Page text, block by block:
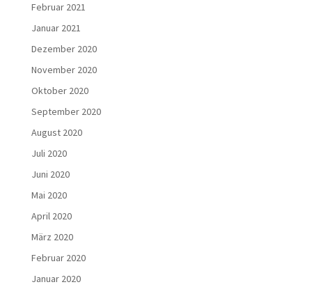
Februar 2021
Januar 2021
Dezember 2020
November 2020
Oktober 2020
September 2020
August 2020
Juli 2020
Juni 2020
Mai 2020
April 2020
März 2020
Februar 2020
Januar 2020